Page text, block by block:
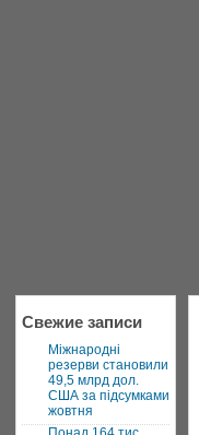
Свежие записи
Міжнародні
резерви становили
49,5 млрд дол.
США за підсумками
жовтня